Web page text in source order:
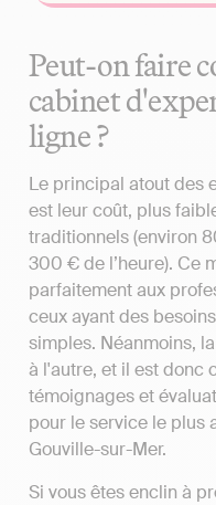
Peut-on faire
cabinet
ligne ?
Le principal atout des
est leur coût, plus
traditionnels (environ
300 € de l’heure). Ce
parfaitement aux
ceux ayant des
simples. Néanmoins,
à l'autre, et il est donc
témoignages et
pour le service le plus
Gouville-sur-Mer.
Si vous êtes enclin à